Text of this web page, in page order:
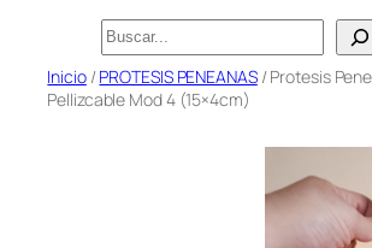
contenido
Buscar
Inicio/PROTESIS PENEANAS/ Protesis
Pellizcable Mod 4 (15×4cm)